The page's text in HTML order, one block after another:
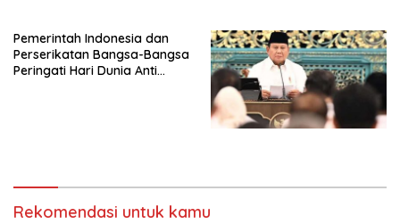
Penjajahan (Pergolakan
Ekonomi Politik Indonesia) &
Simposium Nasional “Urgensi
Undang-Undang
Perekonomian Nasional dan
Kesejahteraan Sosial dalam
Pemerintah Indonesia dan
Perserikatan Bangsa-Bangsa
Peringati Hari Dunia Anti
Rekomendasi untuk kamu